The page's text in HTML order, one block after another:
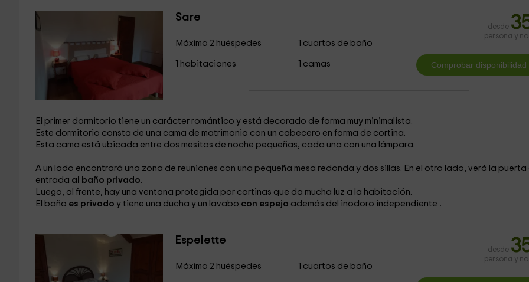
Sare
Máximo 2 huéspedes
1 habitaciones
1 cuartos de baño
1 camas
desde
persona y
El primer dormitorio tiene un carácter romántico y está decorado de forma muy minimalista.
Este dormitorio consta de una cama de matrimonio con un cabecero en forma de cortina.
Esta cama está ubicada entre dos mesitas de noche pequeñas, cada una con una lámpara.
A un lado encontrará una zona de reuniones con una pequeña mesa redonda y dos sillas. En el otro lado, verá la puerta
entrada al baño privado.
Luego, al frente, hay una ventana protegida por cortinas que da mucha luz a la habitación.
El baño es privado y tiene una ducha y un lavabo con espejo además del inodoro independiente .
Espelette
Máximo 2 huéspedes 1 cuartos de baño
desde
persona y